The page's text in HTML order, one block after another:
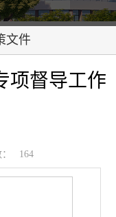
文件
项督导工作
164